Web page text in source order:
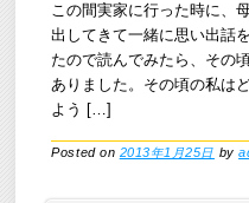
この間実家に行った時に、
出してきて一緒に思い出話
たので読んでみたら、その
ありました。その頃の私は
よう […]
Posted on 2013年1月25日 by